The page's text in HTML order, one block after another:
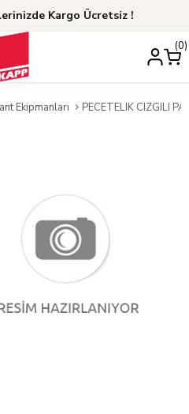
Kargo Ücretsiz !
0
Ekipmanları PECETELIK CIZGILI